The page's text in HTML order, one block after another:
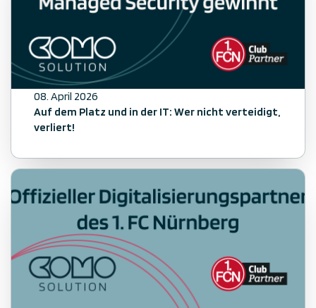
08. April 2026
Auf dem Platz und in der IT: Wer nicht verteidigt,
verliert!